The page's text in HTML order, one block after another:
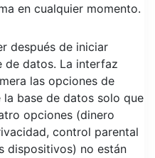
en cualquier momento.
después de iniciar
de datos. La interfaz
las opciones de
base de datos solo que
opciones (dinero
control parental
dispositivos) no están